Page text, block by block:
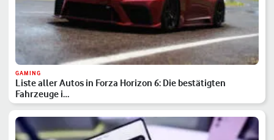
GAMING
Liste aller Autos in Forza Horizon 6: Die bestätigten
Fahrzeuge i…